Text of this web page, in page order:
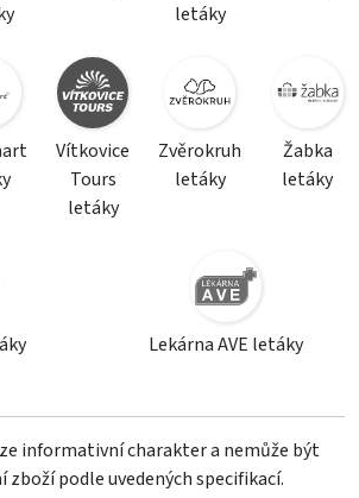
letáky
Vítkovice
Tours
letáky
Zvěrokruh
letáky
Žabka
letáky
Lekárna AVE letáky
informativní charakter a nemůže být
podle uvedených specifikací.